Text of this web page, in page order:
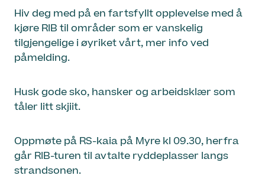
Hiv deg med på en fartsfyllt opplevelse med å
kjøre RIB til områder som er vanskelig
tilgjengelige i øyriket vårt, mer info ved
påmelding.
Husk gode sko, hansker og arbeidsklær som
tåler litt skjiit.
Oppmøte på RS-kaia på Myre kl 09.30, herfra
går RIB-turen til avtalte ryddeplasser langs
strandsonen.